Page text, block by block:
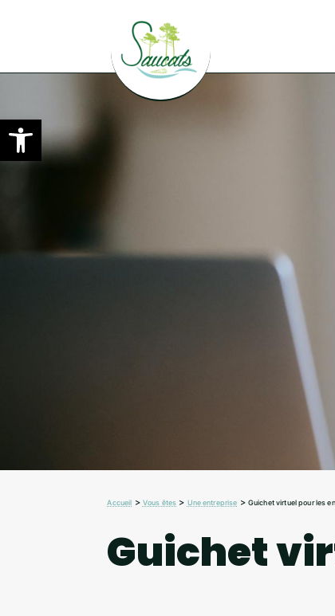
Ouvrir la barre d’outils
Accueil > Vous êtes > Une entreprise > Guichet virtuel pour les
Guichet